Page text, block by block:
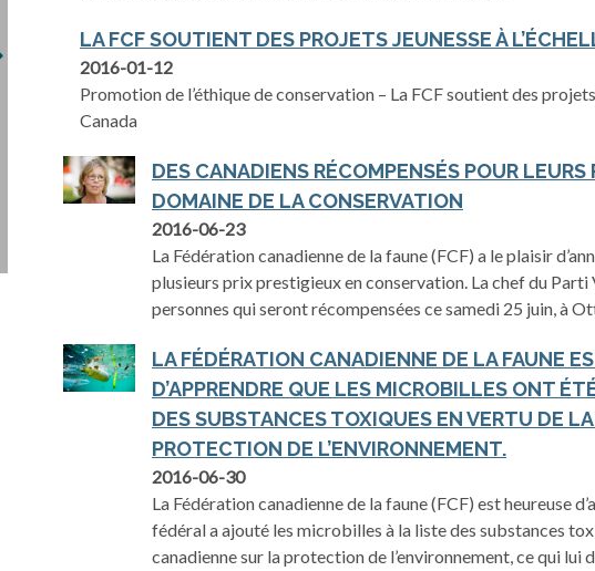
LA FCF SOUTIENT DES PROJETS JEUNESSE À
2016-01-12
Promotion de l’éthique de conservation – La FCF soutient des projets
Canada
DES CANADIENS RÉCOMPENSÉS POUR
DOMAINE DE LA CONSERVATION
2016-06-23
La Fédération canadienne de la faune (FCF) a le plaisir
plusieurs prix prestigieux en conservation. La chef du
personnes qui seront récompensées ce samedi 25 juin, à
LA FÉDÉRATION CANADIENNE DE LA FAUNE
D’APPRENDRE QUE LES MICROBILLES ONT
DES SUBSTANCES TOXIQUES EN VERTU DE
PROTECTION DE L’ENVIRONNEMENT.
2016-06-30
La Fédération canadienne de la faune (FCF) est heureuse
fédéral a ajouté les microbilles à la liste des substances
canadienne sur la protection de l’environnement, ce qui lui